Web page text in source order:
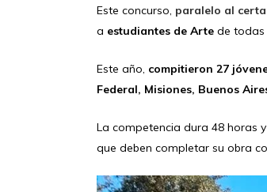
Este concurso, paralelo al
a estudiantes de Arte de todas
Este año, compitieron 27
Federal, Misiones, Buenos
La competencia dura 48 horas
que deben completar su obra